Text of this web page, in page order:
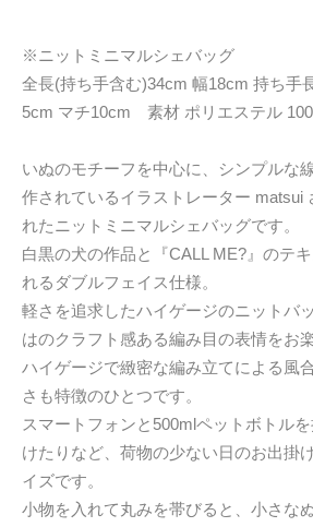
※ニットミニマルシェバッグ
全長(持ち手含む)34cm 幅18cm 持ち手
5cm マチ10cm 素材 ポリエステル
いぬのモチーフを中心に、シンプルな
作されているイラストレーター matsui
れたニットミニマルシェバッグです。
白黒の犬の作品と『CALL ME?』のテ
れるダブルフェイス仕様。
軽さを追求したハイゲージのニットバ
はのクラフト感ある編み目の表情をお
ハイゲージで緻密な編み立てによる風
さも特徴のひとつです。
スマートフォンと500mlペットボトル
けたりなど、荷物の少ない日のお出掛
イズです。
小物を入れて丸みを帯びると、小さな